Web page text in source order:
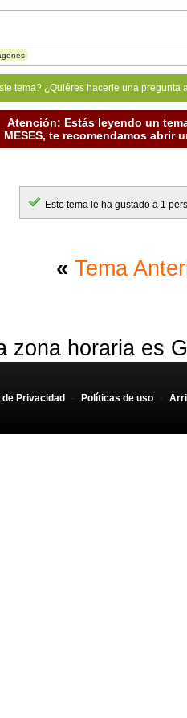
tema? ¿Quiéres hacerle una
Atención: Estás leyendo un
MESES, te recomendamos abrir
Este tema le ha gustado a 1
« Tema
zona horaria es
de Privacidad - Políticas de uso -